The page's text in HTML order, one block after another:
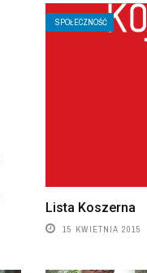
SPOŁECZNOŚĆ
Lista Koszerna
15 KWIETNIA 2015